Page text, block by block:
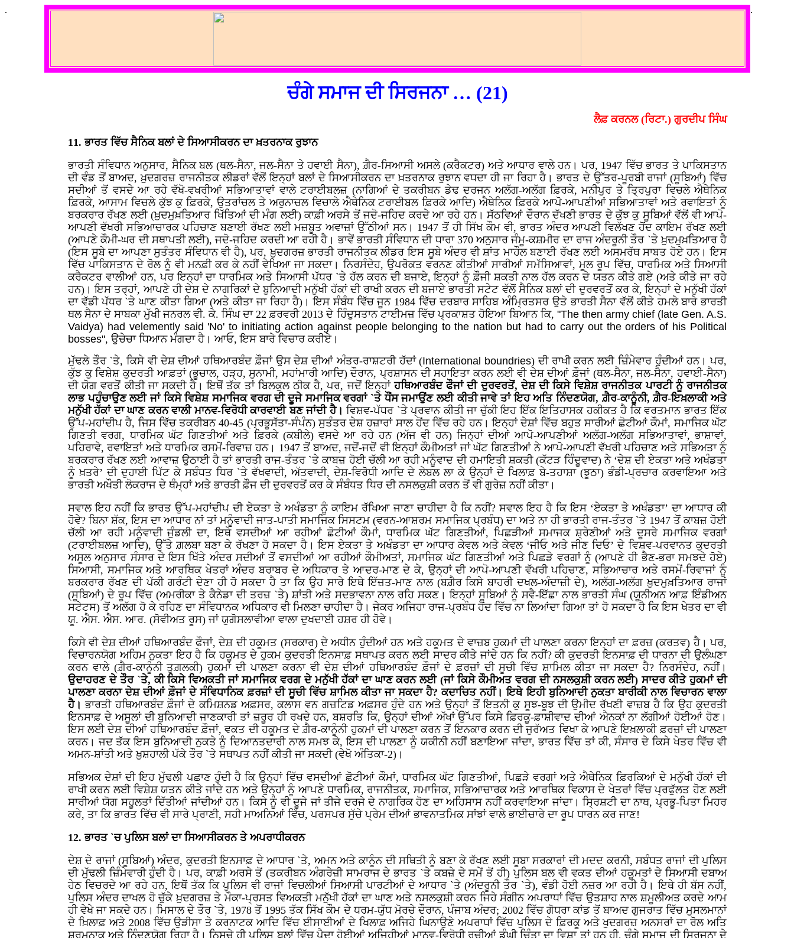
.
ਚੰਗੇ ਸਮਾਜ ਦੀ ਸਿਰਜਨਾ … (21)
ਲੈਫ਼ ਕਰਨਲ (ਰਿਟਾ.) ਗੁਰਦੀਪ ਸਿੰਘ
11. ਭਾਰਤ ਵਿੱਚ ਸੈਨਿਕ ਬਲਾਂ ਦੇ ਸਿਆਸੀਕਰਨ ਦਾ ਖ਼ਤਰਨਾਕ ਰੁਝਾਨ
ਭਾਰਤੀ ਸੰਵਿਧਾਨ ਅਨੁਸਾਰ, ਸੈਨਿਕ ਬਲ (ਥਲ-ਸੈਨਾ, ਜਲ-ਸੈਨਾ ਤੇ ਹਵਾਈ ਸੈਨਾ), ਗ਼ੈਰ-ਸਿਆਸੀ ਅਸਲੇ (ਕਰੈਕਟਰ) ਅਤੇ ਆਧਾਰ ਵਾਲੇ ਹਨ। ਪਰ, 1947 ਵਿੱਚ ਭਾਰਤ ਤੇ ਪਾਕਿਸਤਾਨ
ਦੀ ਵੰਡ ਤੋਂ ਬਾਅਦ, ਖ਼ੁਦਗਰਜ਼ ਰਾਜਨੀਤਕ ਲੀਡਰਾਂ ਵੱਲੋਂ ਇਨ੍ਹਾਂ ਬਲਾਂ ਦੇ ਸਿਆਸੀਕਰਨ ਦਾ ਖ਼ਤਰਨਾਕ ਰੁਝਾਨ ਵਧਦਾ ਹੀ ਜਾ ਰਿਹਾ ਹੈ। ਭਾਰਤ ਦੇ ਉੱਤਰ-ਪੂਰਬੀ ਰਾਜਾਂ (ਸੂਬਿਆਂ) ਵਿੱਚ
ਸਦੀਆਂ ਤੋਂ ਵਸਦੇ ਆ ਰਹੇ ਵੱਖੋ-ਵਖਰੀਆਂ ਸਭਿਆਤਾਵਾਂ ਵਾਲੇ ਟਰਾਈਬਲਜ਼ (ਨਾਗਿਆਂ ਦੇ ਤਕਰੀਬਨ ਡੇਢ ਦਰਜਨ ਅਲੱਗ-ਅਲੱਗ ਫ਼ਿਰਕੇ, ਮਨੀਪੁਰ ਤੇ ਤ੍ਰਿਪੁਰਾ ਵਿਚਲੇ ਐਥੇਨਿਕ
ਫ਼ਿਰਕੇ, ਆਸਾਮ ਵਿਚਲੇ ਕੁੱਝ ਕੁ ਫ਼ਿਰਕੇ, ਉਤਰਾਂਚਲ ਤੇ ਅਰੁਨਾਚਲ ਵਿਚਾਲੇ ਐਥੇਨਿਕ ਟਰਾਈਬਲ ਫ਼ਿਰਕੇ ਆਦਿ) ਐਥੇਨਿਕ ਫ਼ਿਰਕੇ ਆਪੋ-ਆਪਣੀਆਂ ਸਭਿਆਤਾਵਾਂ ਅਤੇ ਰਵਾਇਤਾਂ ਨੂੰ
ਬਰਕਰਾਰ ਰੱਖਣ ਲਈ (ਖ਼ੁਦਮੁਖ਼ਤਿਆਰ ਖਿੱਤਿਆਂ ਦੀ ਮੰਗ ਲਈ) ਕਾਫ਼ੀ ਅਰਸੇ ਤੋਂ ਜਦੋ-ਜਹਿਦ ਕਰਦੇ ਆ ਰਹੇ ਹਨ। ਸੱਠਵਿਆਂ ਦੌਰਾਨ ਦੱਖਣੀ ਭਾਰਤ ਦੇ ਕੁੱਝ ਕੁ ਸੂਬਿਆਂ ਵੱਲੋਂ ਵੀ ਆਪੋ-
ਆਪਣੀ ਵੱਖਰੀ ਸਭਿਆਚਾਰਕ ਪਹਿਚਾਣ ਬਣਾਈ ਰੱਖਣ ਲਈ ਮਜ਼ਬੂਤ ਅਵਾਜ਼ਾਂ ਉੱਠੀਆਂ ਸਨ। 1947 ਤੋਂ ਹੀ ਸਿੱਖ ਕੌਮ ਵੀ, ਭਾਰਤ ਅੰਦਰ ਆਪਣੀ ਵਿਲੱਖਣ ਹੋਂਦ ਕਾਇਮ ਰੱਖਣ ਲਈ
(ਆਪਣੇ ਕੌਮੀ-ਘਰ ਦੀ ਸਥਾਪਤੀ ਲਈ), ਜਦੋ-ਜਹਿਦ ਕਰਦੀ ਆ ਰਹੀ ਹੈ। ਭਾਵੇਂ ਭਾਰਤੀ ਸੰਵਿਧਾਨ ਦੀ ਧਾਰਾ 370 ਅਨੁਸਾਰ ਜੰਮੂ-ਕਸ਼ਮੀਰ ਦਾ ਰਾਜ ਅੰਦਰੂਨੀ ਤੌਰ `ਤੇ ਖ਼ੁਦਮੁਖ਼ਤਿਆਰ ਹੈ
(ਇਸ ਸੂਬੇ ਦਾ ਆਪਣਾ ਸੁਤੰਤਰ ਸੰਵਿਧਾਨ ਵੀ ਹੈ), ਪਰ, ਖ਼ੁਦਗਰਜ਼ ਭਾਰਤੀ ਰਾਜਨੀਤਕ ਲੀਡਰ ਇਸ ਸੂਬੇ ਅੰਦਰ ਵੀ ਸ਼ਾਂਤ ਮਾਹੌਲ ਬਣਾਈ ਰੱਖਣ ਲਈ ਅਸਮਰੱਥ ਸਾਬਤ ਹੋਏ ਹਨ। ਇਸ
ਵਿੱਚ ਪਾਕਿਸਤਾਨ ਦੇ ਰੋਲ ਨੂੰ ਵੀ ਮਨਫ਼ੀ ਕਰ ਕੇ ਨਹੀਂ ਵੇਖਿਆ ਜਾ ਸਕਦਾ। ਨਿਰਸੰਦੇਹ, ਉਪਰੋਕਤ ਵਰਨਣ ਕੀਤੀਆਂ ਸਾਰੀਆਂ ਸਮੱਸਿਆਵਾਂ, ਮੂਲ ਰੂਪ ਵਿੱਚ, ਧਾਰਮਿਕ ਅਤੇ ਸਿਆਸੀ
ਕਰੈਕਟਰ ਵਾਲੀਆਂ ਹਨ, ਪਰ ਇਨ੍ਹਾਂ ਦਾ ਧਾਰਮਿਕ ਅਤੇ ਸਿਆਸੀ ਪੱਧਰ `ਤੇ ਹੱਲ ਕਰਨ ਦੀ ਬਜਾਏ, ਇਨ੍ਹਾਂ ਨੂੰ ਫ਼ੌਜੀ ਸ਼ਕਤੀ ਨਾਲ ਹੱਲ ਕਰਨ ਦੇ ਯਤਨ ਕੀਤੇ ਗਏ (ਅਤੇ ਕੀਤੇ ਜਾ ਰਹੇ
ਹਨ)। ਇਸ ਤਰ੍ਹਾਂ, ਆਪਣੇ ਹੀ ਦੇਸ਼ ਦੇ ਨਾਗਰਿਕਾਂ ਦੇ ਬੁਨਿਆਦੀ ਮਨੁੱਖੀ ਹੱਕਾਂ ਦੀ ਰਾਖੀ ਕਰਨ ਦੀ ਬਜਾਏ ਭਾਰਤੀ ਸਟੇਟ ਵੱਲੋਂ ਸੈਨਿਕ ਬਲਾਂ ਦੀ ਦੁਰਵਰਤੋਂ ਕਰ ਕੇ, ਇਨ੍ਹਾਂ ਦੇ ਮਨੁੱਖੀ ਹੱਕਾਂ
ਦਾ ਵੱਡੀ ਪੱਧਰ `ਤੇ ਘਾਣ ਕੀਤਾ ਗਿਆ (ਅਤੇ ਕੀਤਾ ਜਾ ਰਿਹਾ ਹੈ)। ਇਸ ਸੰਬੰਧ ਵਿੱਚ ਜੂਨ 1984 ਵਿੱਚ ਦਰਬਾਰ ਸਾਹਿਬ ਅੰਮ੍ਰਿਤਸਰ ਉਤੇ ਭਾਰਤੀ ਸੈਨਾ ਵੱਲੋਂ ਕੀਤੇ ਹਮਲੇ ਬਾਰੇ ਭਾਰਤੀ
ਥਲ ਸੈਨਾ ਦੇ ਸਾਬਕਾ ਮੁੱਖੀ ਜਨਰਲ ਵੀ. ਕੇ. ਸਿੰਘ ਦਾ 22 ਫ਼ਰਵਰੀ 2013 ਦੇ ਹਿੰਦੁਸਤਾਨ ਟਾਈਮਜ਼ ਵਿੱਚ ਪ੍ਰਕਾਸ਼ਤ ਹੋਇਆ ਬਿਆਨ ਕਿ, "The then army chief (late Gen. A.S.
Vaidya) had velemently said 'No' to initiating action against people belonging to the nation but had to carry out the orders of his Political
bosses", ਉਚੇਚਾ ਧਿਆਨ ਮੰਗਦਾ ਹੈ। ਆਓ, ਇਸ ਬਾਰੇ ਵਿਚਾਰ ਕਰੀਏ।
ਮੁੱਢਲੇ ਤੌਰ `ਤੇ, ਕਿਸੇ ਵੀ ਦੇਸ਼ ਦੀਆਂ ਹਥਿਆਰਬੰਦ ਫ਼ੌਜਾਂ ਉਸ ਦੇਸ਼ ਦੀਆਂ ਅੰਤਰ-ਰਾਸ਼ਟਰੀ ਹੱਦਾਂ (International boundries) ਦੀ ਰਾਖੀ ਕਰਨ ਲਈ ਜ਼ਿੰਮੇਵਾਰ ਹੁੰਦੀਆਂ ਹਨ। ਪਰ,
ਕੁੱਝ ਕੁ ਵਿਸ਼ੇਸ਼ ਕੁਦਰਤੀ ਆਫ਼ਤਾਂ (ਭੂਚਾਲ, ਹੜ੍ਹ, ਸੁਨਾਮੀ, ਮਹਾਂਮਾਰੀ ਆਦਿ) ਦੌਰਾਨ, ਪ੍ਰਸ਼ਾਸਨ ਦੀ ਸਹਾਇਤਾ ਕਰਨ ਲਈ ਵੀ ਦੇਸ਼ ਦੀਆਂ ਫ਼ੌਜਾਂ (ਥਲ-ਸੈਨਾ, ਜਲ-ਸੈਨਾ, ਹਵਾਈ-ਸੈਨਾ)
ਦੀ ਯੋਗ ਵਰਤੋਂ ਕੀਤੀ ਜਾ ਸਕਦੀ ਹੈ। ਇਥੋਂ ਤੱਕ ਤਾਂ ਬਿਲਕੁਲ ਠੀਕ ਹੈ, ਪਰ, ਜਦੋਂ ਇਨ੍ਹਾਂਹਥਿਆਰਬੰਦ ਫੌਜਾਂ ਦੀ ਦੁਰਵਰਤੋਂ, ਦੇਸ਼ ਦੀ ਕਿਸੇ ਵਿਸ਼ੇਸ਼ ਰਾਜਨੀਤਕ ਪਾਰਟੀ ਨੂੰ ਰਾਜਨੀਤਕ
ਲਾਭ ਪਹੁੰਚਾਉਣ ਲਈ ਜਾਂ ਕਿਸੇ ਵਿਸ਼ੇਸ਼ ਸਮਾਜਿਕ ਵਰਗ ਦੀ ਦੂਜੇ ਸਮਾਜਿਕ ਵਰਗਾਂ `ਤੇ ਧੌਂਸ ਜਮਾਉਂਣ ਲਈ ਕੀਤੀ ਜਾਵੇ ਤਾਂ ਇਹ ਅਤਿ ਨਿੰਦਣਯੋਗ, ਗ਼ੈਰ-ਕਾਨੂੰਨੀ, ਗ਼ੈਰ-ਇਖ਼ਲਾਕੀ ਅਤੇ
ਮਨੁੱਖੀ ਹੱਕਾਂ ਦਾ ਘਾਣ ਕਰਨ ਵਾਲੀ ਮਾਨਵ-ਵਿਰੋਧੀ ਕਾਰਵਾਈ ਬਣ ਜਾਂਦੀ ਹੈ।ਵਿਸ਼ਵ-ਪੱਧਰ `ਤੇ ਪ੍ਰਵਾਨ ਕੀਤੀ ਜਾ ਚੁੱਕੀ ਇਹ ਇੱਕ ਇਤਿਹਾਸਕ ਹਕੀਕਤ ਹੈ ਕਿ ਵਰਤਮਾਨ ਭਾਰਤ ਇੱਕ
ਉੱਪ-ਮਹਾਂਦੀਪ ਹੈ, ਜਿਸ ਵਿੱਚ ਤਕਰੀਬਨ 40-45 (ਪ੍ਰਭੂਸੱਤਾ-ਸੰਪੰਨ) ਸੁਤੰਤਰ ਦੇਸ਼ ਹਜ਼ਾਰਾਂ ਸਾਲ ਹੋਂਦ ਵਿੱਚ ਰਹੇ ਹਨ। ਇਨ੍ਹਾਂ ਦੇਸ਼ਾਂ ਵਿੱਚ ਬਹੁਤ ਸਾਰੀਆਂ ਛੋਟੀਆਂ ਕੌਮਾਂ, ਸਮਾਜਿਕ ਘੱਟ
ਗਿਣਤੀ ਵਰਗ, ਧਾਰਮਿਕ ਘੱਟ ਗਿਣਤੀਆਂ ਅਤੇ ਫ਼ਿਰਕੇ (ਕਬੀਲੇ) ਵਸਦੇ ਆ ਰਹੇ ਹਨ (ਅੱਜ ਵੀ ਹਨ) ਜਿਨ੍ਹਾਂ ਦੀਆਂ ਆਪੋ-ਆਪਣੀਆਂ ਅਲੱਗ-ਅਲੱਗ ਸਭਿਆਤਾਵਾਂ, ਭਾਸ਼ਾਵਾਂ,
ਪਹਿਰਾਵੇ, ਰਵਾਇਤਾਂ ਅਤੇ ਧਾਰਮਿਕ ਰਸਮੋਂ-ਰਿਵਾਜ਼ ਹਨ। 1947 ਤੋਂ ਬਾਅਦ, ਜਦੋਂ-ਜਦੋਂ ਵੀ ਇਨ੍ਹਾਂ ਕੌਮੀਅਤਾਂ ਜਾਂ ਘੱਟ ਗਿਣਤੀਆਂ ਨੇ ਆਪੋ-ਆਪਣੀ ਵੱਖਰੀ ਪਹਿਚਾਣ ਅਤੇ ਸਭਿਅਤਾ ਨੂੰ
ਬਰਕਰਾਰ ਰੱਖਣ ਲਈ ਆਵਾਜ਼ ਉਠਾਈ ਹੈ ਤਾਂ ਭਾਰਤੀ ਰਾਜ-ਤੰਤਰ `ਤੇ ਕਾਬਜ਼ ਹੋਈ ਚੱਲੀ ਆ ਰਹੀ ਮਨੂੰਵਾਦ ਦੀ ਹਮਾਇਤੀ ਸ਼ਕਤੀ (ਕੱਟੜ ਹਿੰਦੂਵਾਦ) ਨੇ ‘ਦੇਸ਼ ਦੀ ਏਕਤਾ ਅਤੇ ਅਖੰਡਤਾ
ਨੂੰ ਖ਼ਤਰੇ’ ਦੀ ਦੁਹਾਈ ਪਿੱਟ ਕੇ ਸਬੰਧਤ ਧਿਰ `ਤੇ ਵੱਖਵਾਦੀ, ਅੱਤਵਾਦੀ, ਦੇਸ਼-ਵਿਰੋਧੀ ਆਦਿ ਦੇ ਲੇਬਲ ਲਾ ਕੇ ਉਨ੍ਹਾਂ ਦੇ ਖਿਲਾਫ਼ ਬੇ-ਤਹਾਸ਼ਾ (ਝੂਠਾ) ਭੰਡੀ-ਪ੍ਰਚਾਰ ਕਰਵਾਇਆ ਅਤੇ
ਭਾਰਤੀ ਅਖੌਤੀ ਲੋਕਰਾਜ ਦੇ ਥੰਮ੍ਹਾਂ ਅਤੇ ਭਾਰਤੀ ਫ਼ੌਜ ਦੀ ਦੁਰਵਰਤੋਂ ਕਰ ਕੇ ਸੰਬੰਧਤ ਧਿਰ ਦੀ ਨਸਲਕੁਸ਼ੀ ਕਰਨ ਤੋਂ ਵੀ ਗੁਰੇਜ਼ ਨਹੀਂ ਕੀਤਾ।
ਸਵਾਲ ਇਹ ਨਹੀਂ ਕਿ ਭਾਰਤ ਉੱਪ-ਮਹਾਂਦੀਪ ਦੀ ਏਕਤਾ ਤੇ ਅਖੰਡਤਾ ਨੂੰ ਕਾਇਮ ਰੱਖਿਆ ਜਾਣਾ ਚਾਹੀਦਾ ਹੈ ਕਿ ਨਹੀਂ? ਸਵਾਲ ਇਹ ਹੈ ਕਿ ਇਸ ‘ਏਕਤਾ ਤੇ ਅਖੰਡਤਾ’ ਦਾ ਆਧਾਰ ਕੀ
ਹੋਵੇ? ਬਿਨਾ ਸ਼ੱਕ, ਇਸ ਦਾ ਆਧਾਰ ਨਾਂ ਤਾਂ ਮਨੂੰਵਾਦੀ ਜਾਤ-ਪਾਤੀ ਸਮਾਜਿਕ ਸਿਸਟਮ (ਵਰਨ-ਆਸ਼ਰਮ ਸਮਾਜਿਕ ਪ੍ਰਬੰਧ) ਦਾ ਅਤੇ ਨਾ ਹੀ ਭਾਰਤੀ ਰਾਜ-ਤੰਤਰ `ਤੇ 1947 ਤੋਂ ਕਾਬਜ਼ ਹੋਈ
ਚੱਲੀ ਆ ਰਹੀ ਮਨੂੰਵਾਦੀ ਜੁੰਡਲੀ ਦਾ, ਇਥੇ ਵਸਦੀਆਂ ਆ ਰਹੀਆਂ ਛੋਟੀਆਂ ਕੌਮਾਂ, ਧਾਰਮਿਕ ਘੱਟ ਗਿਣਤੀਆਂ, ਪਿਛੜੀਆਂ ਸਮਾਜਕ ਸ਼੍ਰੇਣੀਆਂ ਅਤੇ ਦੂਸਰੇ ਸਮਾਜਿਕ ਵਰਗਾਂ
(ਟਰਾਈਬਲਜ਼ ਆਦਿ), ਉੱਤੇ ਗ਼ਲਬਾ ਬਣਾ ਕੇ ਰੱਖਣਾ ਹੋ ਸਕਦਾ ਹੈ। ਇਸ ਏਕਤਾ ਤੇ ਅਖੰਡਤਾ ਦਾ ਆਧਾਰ ਕੇਵਲ ਅਤੇ ਕੇਵਲ ‘ਜੀਓ ਅਤੇ ਜੀਣ ਦਿਓ’ ਦੇ ਵਿਸ਼ਵ-ਪਰਵਾਨਤ ਕੁਦਰਤੀ
ਅਸੂਲ ਅਨੁਸਾਰ ਸੰਸਾਰ ਦੇ ਇਸ ਖਿੱਤੇ ਅੰਦਰ ਸਦੀਆਂ ਤੋਂ ਵਸਦੀਆਂ ਆ ਰਹੀਆਂ ਕੌਮੀਅਤਾਂ, ਸਮਾਜਿਕ ਘੱਟ ਗਿਣਤੀਆਂ ਅਤੇ ਪਿਛੜੇ ਵਰਗਾਂ ਨੂੰ (ਆਪਣੇ ਹੀ ਭੈਣ-ਭਰਾ ਸਮਝਦੇ ਹੋਏ)
ਸਿਆਸੀ, ਸਮਾਜਿਕ ਅਤੇ ਆਰਥਿਕ ਖੇਤਰਾਂ ਅੰਦਰ ਬਰਾਬਰ ਦੇ ਅਧਿਕਾਰ ਤੇ ਆਦਰ-ਮਾਣ ਦੇ ਕੇ, ਉਨ੍ਹਾਂ ਦੀ ਆਪੋ-ਆਪਣੀ ਵੱਖਰੀ ਪਹਿਚਾਣ, ਸਭਿਆਚਾਰ ਅਤੇ ਰਸਮੋਂ-ਰਿਵਾਜਾਂ ਨੂੰ
ਬਰਕਰਾਰ ਰੱਖਣ ਦੀ ਪੱਕੀ ਗਰੰਟੀ ਦੇਣਾ ਹੀ ਹੋ ਸਕਦਾ ਹੈ ਤਾ ਕਿ ਉਹ ਸਾਰੇ ਇਥੇ ਇੱਜ਼ਤ-ਮਾਣ ਨਾਲ (ਬਗ਼ੈਰ ਕਿਸੇ ਬਾਹਰੀ ਦਖਲ-ਅੰਦਾਜ਼ੀ ਦੇ), ਅਲੱਗ-ਅਲੱਗ ਖ਼ੁਦਮੁਖ਼ਤਿਆਰ ਰਾਜਾਂ
(ਸੂਬਿਆਂ) ਦੇ ਰੂਪ ਵਿੱਚ (ਅਮਰੀਕਾ ਤੇ ਕੈਨੇਡਾ ਦੀ ਤਰਜ਼ `ਤੇ) ਸ਼ਾਂਤੀ ਅਤੇ ਸਦਭਾਵਨਾ ਨਾਲ ਰਹਿ ਸਕਣ। ਇਨ੍ਹਾਂ ਸੂਬਿਆਂ ਨੂੰ ਸਵੈ-ਇੱਛਾ ਨਾਲ ਭਾਰਤੀ ਸੰਘ (ਯੂਨੀਅਨ ਆਫ਼ ਇੰਡੀਅਨ
ਸਟੇਟਸ) ਤੋਂ ਅਲੱਗ ਹੋ ਕੇ ਰਹਿਣ ਦਾ ਸੰਵਿਧਾਨਕ ਅਧਿਕਾਰ ਵੀ ਮਿਲਣਾ ਚਾਹੀਦਾ ਹੈ। ਜੇਕਰ ਅਜਿਹਾ ਰਾਜ-ਪ੍ਰਬੰਧ ਹੋਂਦ ਵਿੱਚ ਨਾ ਲਿਆਂਦਾ ਗਿਆ ਤਾਂ ਹੋ ਸਕਦਾ ਹੈ ਕਿ ਇਸ ਖੇਤਰ ਦਾ ਵੀ
ਯੂ. ਐਸ. ਐਸ. ਆਰ. (ਸੋਵੀਅਤ ਰੂਸ) ਜਾਂ ਯੁਗੋਸਲਾਵੀਆ ਵਾਲਾ ਦੁਖਦਾਈ ਹਸ਼ਰ ਹੀ ਹੋਵੇ।
ਕਿਸੇ ਵੀ ਦੇਸ਼ ਦੀਆਂ ਹਥਿਆਰਬੰਦ ਫੌਜਾਂ, ਦੇਸ਼ ਦੀ ਹਕੂਮਤ (ਸਰਕਾਰ) ਦੇ ਅਧੀਨ ਹੁੰਦੀਆਂ ਹਨ ਅਤੇ ਹਕੂਮਤ ਦੇ ਵਾਜ਼ਬ ਹੁਕਮਾਂ ਦੀ ਪਾਲਣਾ ਕਰਨਾ ਇਨ੍ਹਾਂ ਦਾ ਫ਼ਰਜ਼ (ਕਰਤਵ) ਹੈ। ਪਰ,
ਵਿਚਾਰਨਯੋਗ ਅਹਿਮ ਨੁਕਤਾ ਇਹ ਹੈ ਕਿ ਹਕੂਮਤ ਦੇ ਹੁਕਮ ਕੁਦਰਤੀ ਇਨਸਾਫ਼ ਸਥਾਪਤ ਕਰਨ ਲਈ ਸਾਦਰ ਕੀਤੇ ਜਾਂਦੇ ਹਨ ਕਿ ਨਹੀਂ? ਕੀ ਕੁਦਰਤੀ ਇਨਸਾਫ਼ ਦੀ ਧਾਰਨਾ ਦੀ ਉਲੰਘਣਾ
ਕਰਨ ਵਾਲੇ (ਗ਼ੈਰ-ਕਾਨੂੰਨੀ ਤੁਗ਼ਲਕੀ) ਹੁਕਮਾਂ ਦੀ ਪਾਲਣਾ ਕਰਨਾ ਵੀ ਦੇਸ਼ ਦੀਆਂ ਹਥਿਆਰਬੰਦ ਫ਼ੌਜਾਂ ਦੇ ਫ਼ਰਜ਼ਾਂ ਦੀ ਸੂਚੀ ਵਿੱਚ ਸ਼ਾਮਿਲ ਕੀਤਾ ਜਾ ਸਕਦਾ ਹੈ? ਨਿਰਸੰਦੇਹ, ਨਹੀਂ।
ਉਦਾਹਰਣ ਦੇ ਤੌਰ `ਤੇ, ਕੀ ਕਿਸੇ ਵਿਅਕਤੀ ਜਾਂ ਸਮਾਜਿਕ ਵਰਗ ਦੇ ਮਨੁੱਖੀ ਹੱਕਾਂ ਦਾ ਘਾਣ ਕਰਨ ਲਈ (ਜਾਂ ਕਿਸੇ ਕੌਮੀਅਤ ਵਰਗ ਦੀ ਨਸਲਕੁਸ਼ੀ ਕਰਨ ਲਈ) ਸਾਦਰ ਕੀਤੇ ਹੁਕਮਾਂ ਦੀ
ਪਾਲਣਾ ਕਰਨਾ ਦੇਸ਼ ਦੀਆਂ ਫ਼ੌਜਾਂ ਦੇ ਸੰਵਿਧਾਨਿਕ ਫ਼ਰਜ਼ਾਂ ਦੀ ਸੂਚੀ ਵਿੱਚ ਸ਼ਾਮਿਲ ਕੀਤਾ ਜਾ ਸਕਦਾ ਹੈ? ਕਦਾਚਿਤ ਨਹੀਂ। ਇਥੇ ਇਹੀ ਬੁਨਿਆਦੀ ਨੁਕਤਾ ਬਾਰੀਕੀ ਨਾਲ ਵਿਚਾਰਨ ਵਾਲਾ
ਹੈ।ਭਾਰਤੀ ਹਥਿਆਰਬੰਦ ਫ਼ੌਜਾਂ ਦੇ ਕਮਿਸ਼ਨਡ ਅਫ਼ਸਰ, ਕਲਾਸ ਵਨ ਗਜ਼ਟਿਡ ਅਫ਼ਸਰ ਹੁੰਦੇ ਹਨ ਅਤੇ ਉਨ੍ਹਾਂ ਤੋਂ ਇਤਨੀ ਕੁ ਸੂਝ-ਬੂਝ ਦੀ ਉਮੀਦ ਰੱਖਣੀ ਵਾਜ਼ਬ ਹੈ ਕਿ ਉਹ ਕੁਦਰਤੀ
ਇਨਸਾਫ਼ ਦੇ ਅਸੂਲਾਂ ਦੀ ਬੁਨਿਆਦੀ ਜਾਣਕਾਰੀ ਤਾਂ ਜ਼ਰੂਰ ਹੀ ਰਖਦੇ ਹਨ, ਬਸ਼ਰਤਿ ਕਿ, ਉਨ੍ਹਾਂ ਦੀਆਂ ਅੱਖਾਂ ਉੱਪਰ ਕਿਸੇ ਫ਼ਿਰਕੂ-ਫ਼ਾਸ਼ੀਵਾਦ ਦੀਆਂ ਐਨਕਾਂ ਨਾ ਲੱਗੀਆਂ ਹੋਈਆਂ ਹੋਣ।
ਇਸ ਲਈ ਦੇਸ਼ ਦੀਆਂ ਹਥਿਆਰਬੰਦ ਫ਼ੌਜਾਂ, ਵਕਤ ਦੀ ਹਕੂਮਤ ਦੇ ਗ਼ੈਰ-ਕਾਨੂੰਨੀ ਹੁਕਮਾਂ ਦੀ ਪਾਲਣਾ ਕਰਨ ਤੋਂ ਇਨਕਾਰ ਕਰਨ ਦੀ ਜੁਰੱਅਤ ਵਿਖਾ ਕੇ ਆਪਣੇ ਇਖ਼ਲਾਕੀ ਫ਼ਰਜ਼ਾਂ ਦੀ ਪਾਲਣਾ
ਕਰਨ। ਜਦ ਤੱਕ ਇਸ ਬੁਨਿਆਦੀ ਨੁਕਤੇ ਨੂੰ ਦਿਆਨਤਦਾਰੀ ਨਾਲ ਸਮਝ ਕੇ, ਇਸ ਦੀ ਪਾਲਣਾ ਨੂੰ ਯਕੀਨੀ ਨਹੀਂ ਬਣਾਇਆ ਜਾਂਦਾ, ਭਾਰਤ ਵਿੱਚ ਤਾਂ ਕੀ, ਸੰਸਾਰ ਦੇ ਕਿਸੇ ਖੇਤਰ ਵਿੱਚ ਵੀ
ਅਮਨ-ਸ਼ਾਂਤੀ ਅਤੇ ਖ਼ੁਸ਼ਹਾਲੀ ਪੱਕੇ ਤੌਰ `ਤੇ ਸਥਾਪਤ ਨਹੀਂ ਕੀਤੀ ਜਾ ਸਕਦੀ (ਵੇਖੋ ਅੰਤਿਕਾ-2)।
ਸਭਿਅਕ ਦੇਸ਼ਾਂ ਦੀ ਇਹ ਮੁੱਢਲੀ ਪਛਾਣ ਹੁੰਦੀ ਹੈ ਕਿ ਉਨ੍ਹਾਂ ਵਿੱਚ ਵਸਦੀਆਂ ਛੋਟੀਆਂ ਕੌਮਾਂ, ਧਾਰਮਿਕ ਘੱਟ ਗਿਣਤੀਆਂ, ਪਿਛੜੇ ਵਰਗਾਂ ਅਤੇ ਐਥੇਨਿਕ ਫ਼ਿਰਕਿਆਂ ਦੇ ਮਨੁੱਖੀ ਹੱਕਾਂ ਦੀ
ਰਾਖੀ ਕਰਨ ਲਈ ਵਿਸ਼ੇਸ਼ ਯਤਨ ਕੀਤੇ ਜਾਂਦੇ ਹਨ ਅਤੇ ਉਨ੍ਹਾਂ ਨੂੰ ਆਪਣੇ ਧਾਰਮਿਕ, ਰਾਜਨੀਤਕ, ਸਮਾਜਿਕ, ਸਭਿਆਚਾਰਕ ਅਤੇ ਆਰਥਿਕ ਵਿਕਾਸ ਦੇ ਖੇਤਰਾਂ ਵਿੱਚ ਪ੍ਰਫੁੱਲਤ ਹੋਣ ਲਈ
ਸਾਰੀਆਂ ਯੋਗ ਸਹੂਲਤਾਂ ਦਿੱਤੀਆਂ ਜਾਂਦੀਆਂ ਹਨ। ਕਿਸੇ ਨੂੰ ਵੀ ਦੂਜੇ ਜਾਂ ਤੀਜੇ ਦਰਜੇ ਦੇ ਨਾਗਰਿਕ ਹੋਣ ਦਾ ਅਹਿਸਾਸ ਨਹੀਂ ਕਰਵਾਇਆ ਜਾਂਦਾ। ਸ੍ਰਿਸ਼ਟੀ ਦਾ ਨਾਥ, ਪ੍ਰਭੂ-ਪਿਤਾ ਮਿਹਰ
ਕਰੇ, ਤਾ ਕਿ ਭਾਰਤ ਵਿੱਚ ਵੀ ਸਾਰੇ ਪ੍ਰਾਣੀ, ਸਹੀ ਮਾਅਨਿਆਂ ਵਿੱਚ, ਪਰਸਪਰ ਸੁੱਚੇ ਪ੍ਰੇਮ ਦੀਆਂ ਭਾਵਨਾਤਮਿਕ ਸਾਂਝਾਂ ਵਾਲੇ ਭਾਈਚਾਰੇ ਦਾ ਰੂਪ ਧਾਰਨ ਕਰ ਜਾਣ!
12. ਭਾਰਤ `ਚ ਪੁਲਿਸ ਬਲਾਂ ਦਾ ਸਿਆਸੀਕਰਨ ਤੇ ਅਪਰਾਧੀਕਰਨ
ਦੇਸ਼ ਦੇ ਰਾਜਾਂ (ਸੂਬਿਆਂ) ਅੰਦਰ, ਕੁਦਰਤੀ ਇਨਸਾਫ਼ ਦੇ ਆਧਾਰ `ਤੇ, ਅਮਨ ਅਤੇ ਕਾਨੂੰਨ ਦੀ ਸਥਿਤੀ ਨੂੰ ਬਣਾ ਕੇ ਰੱਖਣ ਲਈ ਸੂਬਾ ਸਰਕਾਰਾਂ ਦੀ ਮਦਦ ਕਰਨੀ, ਸਬੰਧਤ ਰਾਜਾਂ ਦੀ ਪੁਲਿਸ
ਦੀ ਮੁੱਢਲੀ ਜ਼ਿੰਮੇਵਾਰੀ ਹੁੰਦੀ ਹੈ। ਪਰ, ਕਾਫ਼ੀ ਅਰਸੇ ਤੋਂ (ਤਕਰੀਬਨ ਅੰਗਰੇਜ਼ੀ ਸਾਮਰਾਜ ਦੇ ਭਾਰਤ `ਤੇ ਕਬਜ਼ੇ ਦੇ ਸਮੇਂ ਤੋਂ ਹੀ) ਪੁਲਿਸ ਬਲ ਵੀ ਵਕਤ ਦੀਆਂ ਹਕੂਮਤਾਂ ਦੇ ਸਿਆਸੀ ਦਬਾਅ
ਹੇਠ ਵਿਚਰਦੇ ਆ ਰਹੇ ਹਨ, ਇਥੋਂ ਤੱਕ ਕਿ ਪੁਲਿਸ ਵੀ ਰਾਜਾਂ ਵਿਚਲੀਆਂ ਸਿਆਸੀ ਪਾਰਟੀਆਂ ਦੇ ਆਧਾਰ `ਤੇ (ਅੰਦਰੂਨੀ ਤੌਰ `ਤੇ), ਵੰਡੀ ਹੋਈ ਨਜ਼ਰ ਆ ਰਹੀ ਹੈ। ਇਥੇ ਹੀ ਬੱਸ ਨਹੀਂ,
ਪੁਲਿਸ ਅੰਦਰ ਦਾਖਲ ਹੋ ਚੁੱਕੇ ਖ਼ੁਦਗਰਜ਼ ਤੇ ਮੌਕਾ-ਪ੍ਰਸਤ ਵਿਅਕਤੀ ਮਨੁੱਖੀ ਹੱਕਾਂ ਦਾ ਘਾਣ ਅਤੇ ਨਸਲਕੁਸ਼ੀ ਕਰਨ ਜਿਹੇ ਸੰਗੀਨ ਅਪਰਾਧਾਂ ਵਿੱਚ ਉਤਸ਼ਾਹ ਨਾਲ ਸ਼ਮੂਲੀਅਤ ਕਰਦੇ ਆਮ
ਹੀ ਵੇਖੇ ਜਾ ਸਕਦੇ ਹਨ। ਮਿਸਾਲ ਦੇ ਤੌਰ `ਤੇ, 1978 ਤੋਂ 1995 ਤੱਕ ਸਿੱਖ ਕੌਮ ਦੇ ਧਰਮ-ਯੁੱਧ ਮੋਰਚੇ ਦੌਰਾਨ, ਪੰਜਾਬ ਅੰਦਰ; 2002 ਵਿੱਚ ਗੋਧਰਾ ਕਾਂਡ ਤੋਂ ਬਾਅਦ ਗੁਜਰਾਤ ਵਿੱਚ ਮੁਸਲਮਾਨਾਂ
ਦੇ ਖ਼ਿਲਾਫ਼ ਅਤੇ 2008 ਵਿੱਚ ਉੜੀਸਾ ਤੇ ਕਰਨਾਟਕ ਆਦਿ ਵਿੱਚ ਈਸਾਈਆਂ ਦੇ ਖਿਲਾਫ਼ ਅਜਿਹੇ ਘਿਨਾਉਣੇ ਅਪਰਾਧਾਂ ਵਿੱਚ ਪੁਲਿਸ ਦੇ ਫ਼ਿਰਕੂ ਅਤੇ ਖੁਦਗਰਜ਼ ਅਨਸਰਾਂ ਦਾ ਰੋਲ ਅਤਿ
ਸ਼ਰਮਨਾਕ ਅਤੇ ਨਿੰਦਣਯੋਗ ਰਿਹਾ ਹੈ। ਨਿਸਚੇ ਹੀ ਪੁਲਿਸ ਬਲਾਂ ਵਿੱਚ ਪੈਦਾ ਹੋਈਆਂ ਅਜਿਹੀਆਂ ਮਾਨਵ-ਵਿਰੋਧੀ ਰੁਚੀਆਂ ਡੂੰਘੀ ਚਿੰਤਾ ਦਾ ਵਿਸ਼ਾ ਤਾਂ ਹਨ ਹੀ, ਚੰਗੇ ਸਮਾਜ ਦੀ ਸਿਰਜਨਾ ਦੇ
.